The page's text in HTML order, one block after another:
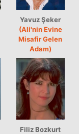
Yavuz Şeker
(Ali'nin Evine
Misafir Gelen
Adam)
Filiz Bozkurt